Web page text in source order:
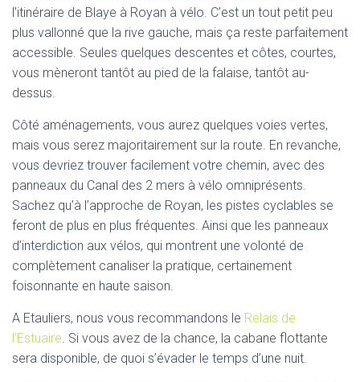
l’itinéraire de Blaye à Royan à vélo. C’est un tout petit peu
plus vallonné que la rive gauche, mais ça reste parfaitement
accessible. Seules quelques descentes et côtes, courtes,
vous mèneront tantôt au pied de la falaise, tantôt au-
dessus.
Côté aménagements, vous aurez quelques voies vertes,
mais vous serez majoritairement sur la route. En revanche,
vous devriez trouver facilement votre chemin, avec des
panneaux du Canal des 2 mers à vélo omniprésents.
Sachez qu’à l’approche de Royan, les pistes cyclables se
feront de plus en plus fréquentes. Ainsi que les panneaux
d’interdiction aux vélos, qui montrent une volonté de
complètement canaliser la pratique, certainement
foisonnante en haute saison.
A Etauliers, nous vous recommandons le Relais de
l’Estuaire. Si vous avez de la chance, la cabane flottante
sera disponible, de quoi s’évader le temps d’une nuit.